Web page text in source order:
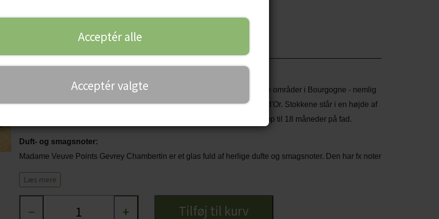
Veuve Point. 2017
Et virkelig godt glas fra Madame Veuve Point. Vi skal til et af de helt store områder i Bourgogne - nemlig
Gevry Chambertin, som ligger i Côte de Nuits i den nordlige del af Côte d'Or. Stokkene står i en højde af
Vinen har lagret i op til 18 måneder på fad.
Duft- og smagsnoter:
Madame Veuve Points Gevrey Chambertin er et glas fuld af herlige dufte og smagsnoter. Den har fx noter
af kirsebær, jordbær, brombær og viol kombineret med lidt jordbund, læder, eucalyptus samt lidt krydrede
noter - og så har den fløjlsbløde tanniner, selv om man godt kan fornemme dem
Serveringsforslag:
Læs mere
− + Tilføj til kurv
Acceptér alle
Acceptér valgte